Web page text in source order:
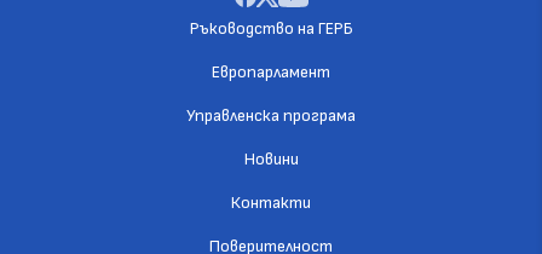
Ръководство на ГЕРБ
Европарламент
Управленска програма
Новини
Контакти
Поверителност